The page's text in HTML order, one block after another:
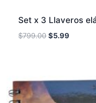
Set x 3 Llaveros
$799.00 $5.99